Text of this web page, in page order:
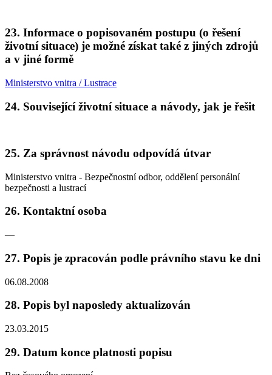
23. Informace o popisovaném postupu (o řešení
životní situace) je možné získat také z jiných zdrojů
a v jiné formě
Ministerstvo vnitra / Lustrace
24. Související životní situace a návody, jak je řešit
25. Za správnost návodu odpovídá útvar
Ministerstvo vnitra - Bezpečnostní odbor, oddělení personální
bezpečnosti a lustrací
26. Kontaktní osoba
—
27. Popis je zpracován podle právního stavu ke dni
06.08.2008
28. Popis byl naposledy aktualizován
23.03.2015
29. Datum konce platnosti popisu